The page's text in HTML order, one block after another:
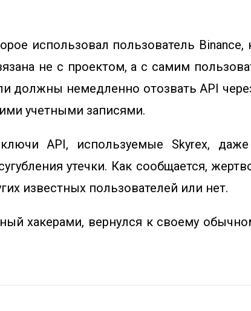
использовал пользователь
не с проектом, а с самим
должны немедленно отозвать API
учетными записями.
API, используемые Skyrex,
утечки. Как сообщается,
известных пользователей или нет.
хакерами, вернулся к своему